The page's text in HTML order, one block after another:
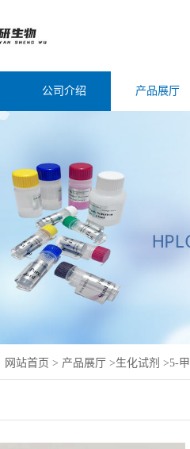
公司介绍 产品展厅
网站首页 > 产品展厅 >生化试剂 >5-